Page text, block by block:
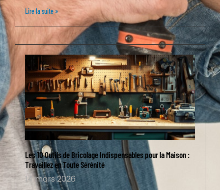
Lire la suite »
Les 10 Outils de Bricolage Indispensables pour la Maison :
Travaillez en Toute Sérénité
14 mars 2026